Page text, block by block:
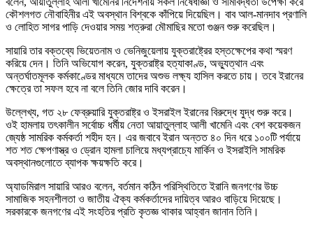
কৌশলগত নৌবাহিনীর এই অবস্থান বিশ্বকে কাঁপিয়ে দিয়েছিল। বাব আল-মানদাব প্রণালি
ও লোহিত সাগর পাড়ি দেওয়ার সময় শত্রুরা মৌমাছির মতো গুঞ্জন শুরু করেছিল।
সায়ারি তার বক্তব্যে ভিয়েতনাম ও ভেনিজুয়েলায় যুক্তরাষ্ট্রের হস্তক্ষেপের কথা স্মরণ
করিয়ে দেন। তিনি অভিযোগ করেন, যুক্তরাষ্ট্র হত্যাকাণ্ড, অভ্যুত্থান এবং
অন্তর্ঘাতমূলক কর্মকাণ্ডের মাধ্যমে তাদের অশুভ লক্ষ্য হাসিল করতে চায়। তবে ইরানের
ক্ষেত্রে তা সফল হবে না বলে তিনি জোর দাবি করেন।
উল্লেখ্য, গত ২৮ ফেব্রুয়ারি যুক্তরাষ্ট্র ও ইসরাইল ইরানের বিরুদ্ধে যুদ্ধ শুরু করে।
ওই হামলায় তৎকালীন সর্বোচ্চ ধর্মীয় নেতা আয়াতুল্লাহ আলী খামেনি এবং বেশ কয়েকজন
জ্যেষ্ঠ সামরিক কর্মকর্তা শহীদ হন। এর জবাবে ইরান অন্তত ৪০ দিন ধরে ১০০টি পর্যায়ে
শত শত ক্ষেপণাস্ত্র ও ড্রোন হামলা চালিয়ে মধ্যপ্রাচ্যে মার্কিন ও ইসরাইলি সামরিক
অবস্থানগুলোতে ব্যাপক ক্ষয়ক্ষতি করে।
অ্যাডমিরাল সায়ারি আরও বলেন, বর্তমান কঠিন পরিস্থিতিতে ইরানি জনগণের উচ্চ
সামাজিক সহনশীলতা ও জাতীয় ঐক্য কর্মকর্তাদের দায়িত্ব আরও বাড়িয়ে দিয়েছে।
সরকারকে জনগণের এই সংহতির প্রতি কৃতজ্ঞ থাকার আহ্বান জানান তিনি।